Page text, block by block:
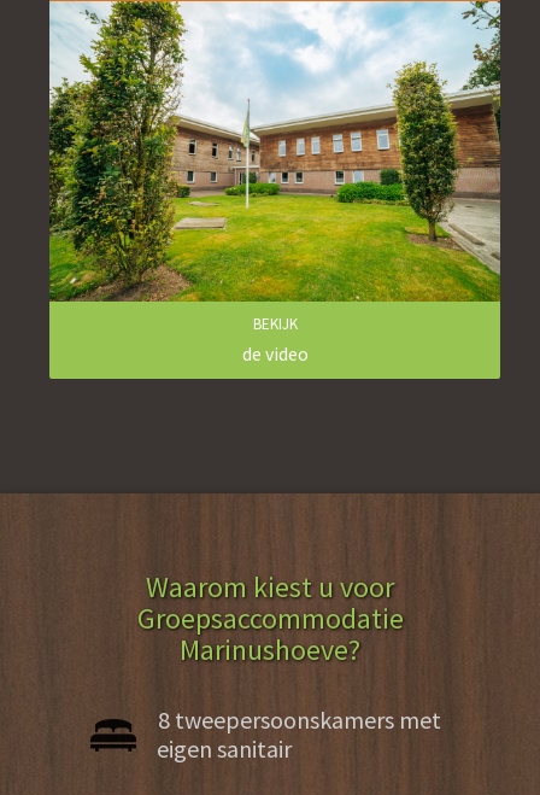
BEKIJK
de video
Waarom kiest u voor
Groepsaccommodatie
Marinushoeve?
8 tweepersoonskamers met
eigen sanitair